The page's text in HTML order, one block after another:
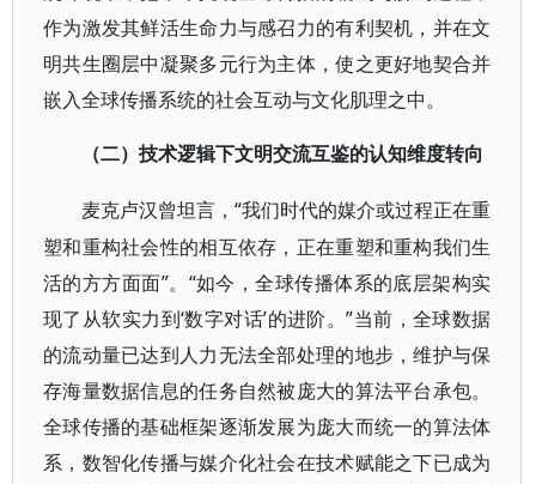
作为激发其鲜活生命力与感召力的有利契机，并在文
明共生圈层中凝聚多元行为主体，使之更好地契合并
嵌入全球传播系统的社会互动与文化肌理之中。
（二）技术逻辑下文明交流互鉴的认知维度转向
麦克卢汉曾坦言，“我们时代的媒介或过程正在重
塑和重构社会性的相互依存，正在重塑和重构我们生
活的方方面面”。“如今，全球传播体系的底层架构实
现了从软实力到‘数字对话’的进阶。”当前，全球数据
的流动量已达到人力无法全部处理的地步，维护与保
存海量数据信息的任务自然被庞大的算法平台承包。
全球传播的基础框架逐渐发展为庞大而统一的算法体
系，数智化传播与媒介化社会在技术赋能之下已成为